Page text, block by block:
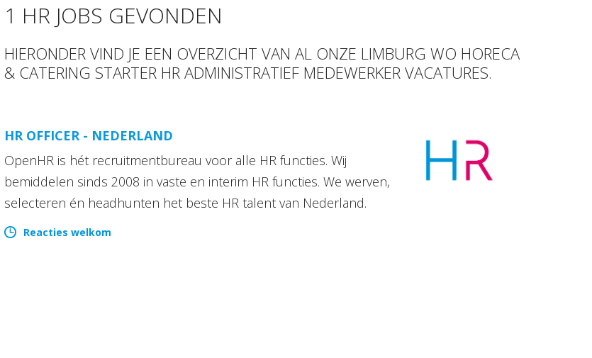
1 HR JOBS GEVONDEN
HIERONDER VIND JE EEN OVERZICHT VAN AL ONZE LIMBURG WO HORECA
& CATERING STARTER HR ADMINISTRATIEF MEDEWERKER VACATURES.
HR OFFICER - NEDERLAND
OpenHR is hét recruitmentbureau voor alle HR functies. Wij
bemiddelen sinds 2008 in vaste en interim HR functies. We werven,
selecteren én headhunten het beste HR talent van Nederland.
Reacties welkom